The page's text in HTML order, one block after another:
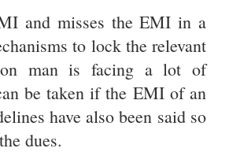
and misses the EMI in a
to lock the relevant
man is facing a lot of
be taken if the EMI of an
have also been said so
dues.